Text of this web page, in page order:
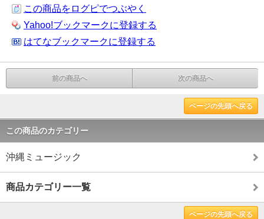
この商品をログピでつぶやく
Yahoo!ブックマークに登録する
はてなブックマークに登録する
前の商品へ 次の商品へ
ページの先頭へ戻る
この商品のカテゴリー
沖縄ミュージック
商品カテゴリー一覧
ページの先頭へ戻る